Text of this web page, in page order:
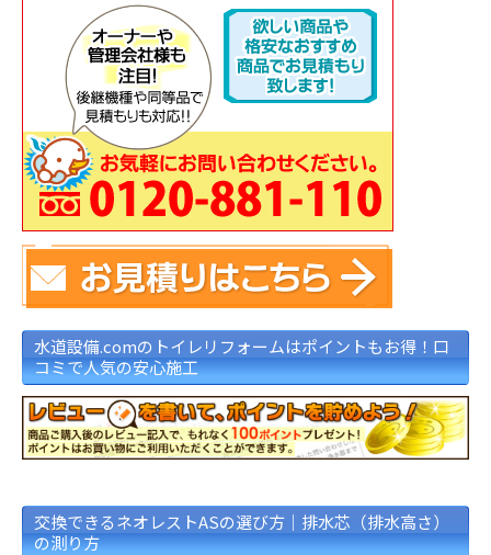
水道設備.comのトイレリフォームはポイントもお得！口
コミで人気の安心施工
交換できるネオレストASの選び方｜排水芯（排水高さ）
の測り方